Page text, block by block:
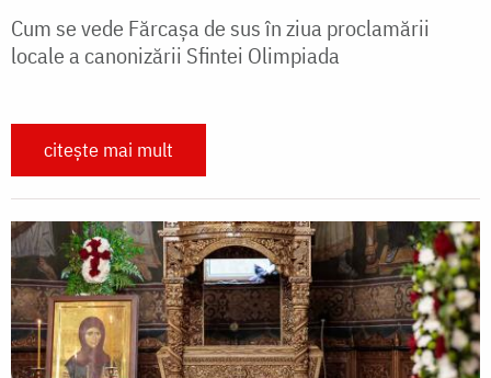
Cum se vede Fărcașa de sus în ziua proclamării
locale a canonizării Sfintei Olimpiada
citește mai mult